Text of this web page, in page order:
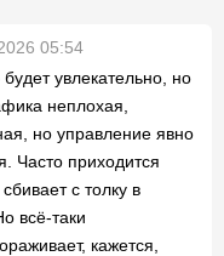
05:54
увлекательно, но
неплохая,
но управление явно
Часто приходится
с толку в
всё-таки
кажется,